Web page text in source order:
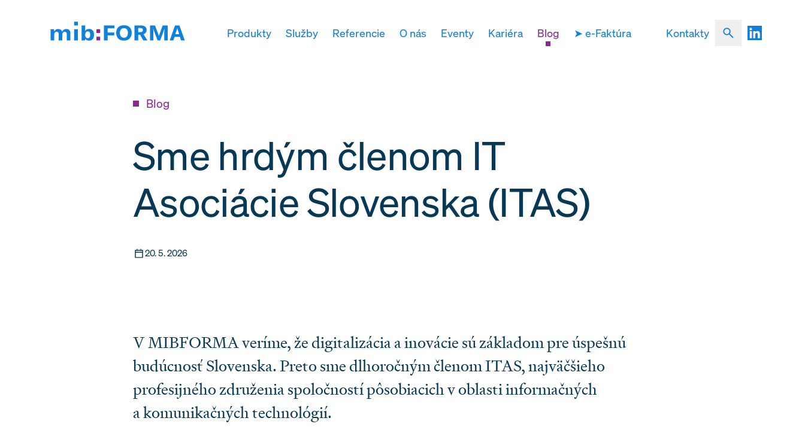
Produkty Služby Referencie O nás Eventy Kariéra Blog ➤ e-Faktúra Kontakty
Blog
Sme hrdým členom IT
Asociácie Slovenska (ITAS)
20. 5. 2026
V MIBFORMA veríme, že digitalizácia a inovácie sú základom pre úspešnú
budúcnosť Slovenska. Preto sme dlhoročným členom ITAS, najväčšieho
profesijného združenia spoločností pôsobiacich v oblasti informačných
a komunikačných technológií.